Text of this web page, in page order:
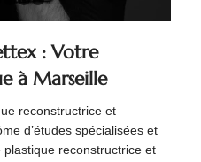
1
: Votre
à Marseille
reconstructrice et
d’études spécialisées et
reconstructrice et